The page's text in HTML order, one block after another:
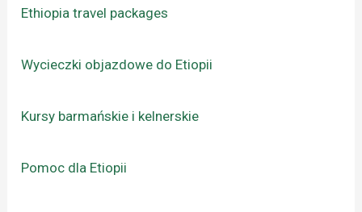
Ethiopia travel packages
Wycieczki objazdowe do Etiopii
Kursy barmańskie i kelnerskie
Pomoc dla Etiopii